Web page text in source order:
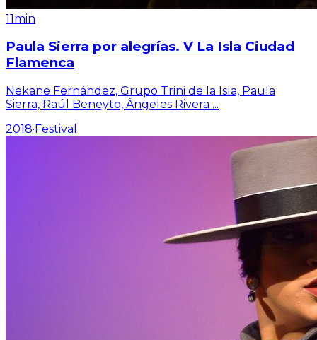
11min
Paula Sierra por alegrías. V La Isla Ciudad
Flamenca
Nekane Fernández, Grupo Trini de la Isla, Paula
Sierra, Raúl Beneyto, Ángeles Rivera ...
2018·Festival